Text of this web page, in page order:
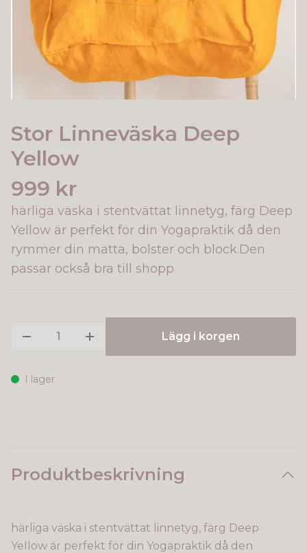
Stor Linneväska Deep
Yellow
999 kr
härliga väska i stentvättat linnetyg, färg Deep
Yellow är perfekt för din Yogapraktik då den
rymmer din matta, bolster och block.Den
passar också bra till shopp
Lägg i korgen
I lager
Produktbeskrivning
härliga väska i stentvättat linnetyg, färg Deep
Yellow är perfekt för din Yogapraktik då den